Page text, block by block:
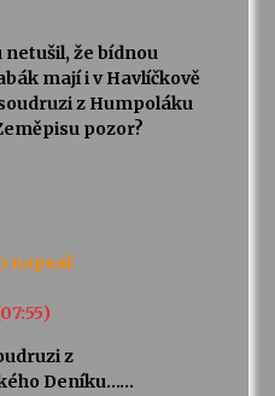
že bídnou
mají i v Havlíčkově
z Humpoláku
pozor?
napsal:
z
Deníku……